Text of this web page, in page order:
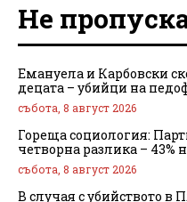
Не
Емануела и Карбовски
децата – убийци на
събота, 8 август 2026
Гореща социология:
четворна разлика – 43%
събота, 8 август 2026
В случая с убийството в